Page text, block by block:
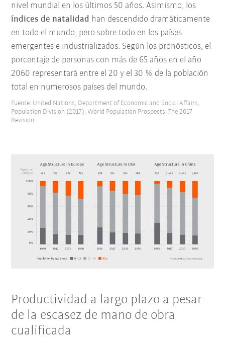
nivel mundial en los últimos 50 años.Asimismo, los
índices de natalidad han descendido dramáticamente
en todo el mundo, pero sobre todo en los países
emergentes e industrializados. Según los pronósticos, el
porcentaje de personas con más de 65 años en el año
2060 representará entre el 20 y el 30 % de la población
total en numerosos países del mundo.
Fuente: United Nations, Department of Economic and Social Affairs,
Population Division (2017). World Population Prospects: The 2017
Revision.
Productividad a largo plazo a pesar
de la escasez de mano de obra
cualificada